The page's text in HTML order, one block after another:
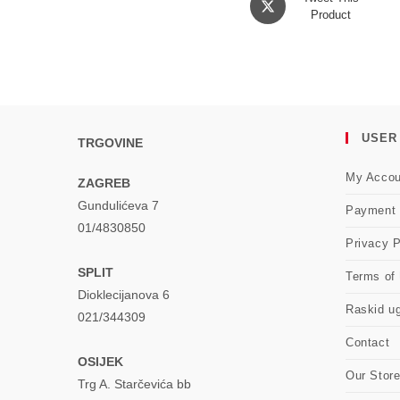
in
Product
TRGOVINE
ZAGREB
Gundulićeva 7
01/4830850
SPLIT
Dioklecijanova 6
021/344309
OSIJEK
Trg A. Starčevića bb
USER
My
Payment
Privacy
Terms of
Raskid
Contact
Our